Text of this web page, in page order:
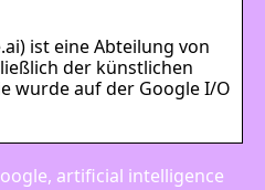
ist eine Abteilung von
der künstlichen
wurde auf der Google I/O
artificial intelligence